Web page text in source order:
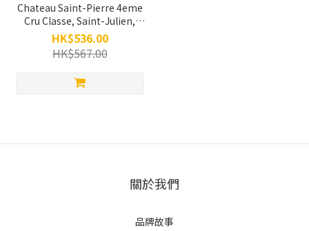
Chateau Saint-Pierre 4eme
Cru Classe, Saint-Julien,
2012, 750ml
HK$536.00
HK$567.00
關於我們
品牌故事